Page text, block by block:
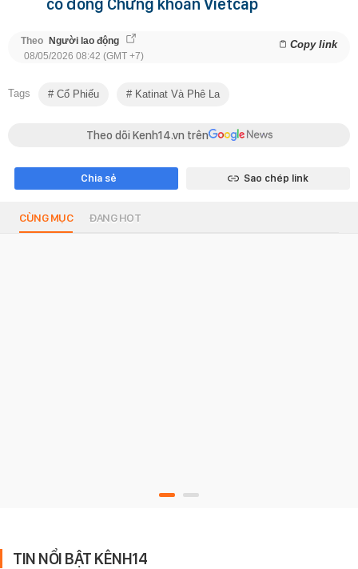
Theo Người lao động Copy link
08/05/2026 08:42 (GMT +7)
Tags Cổ Phiếu Katinat Và Phê La
Theo dõi Kenh14.vn trên
Chia sẻ Sao chép link
CÙNG MỤC ĐANG HOT
TIN NỔI BẬT KÊNH14